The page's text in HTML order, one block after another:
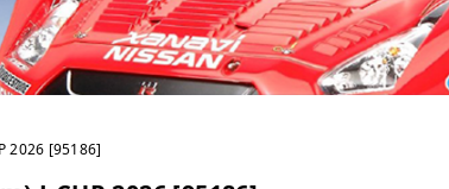
2026 [95186]